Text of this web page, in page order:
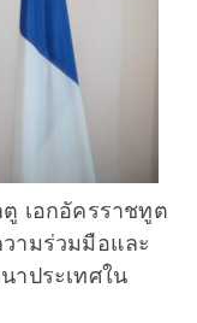
เอกอัครราชทูต
วามร่วมมือและ
าประเทศใน